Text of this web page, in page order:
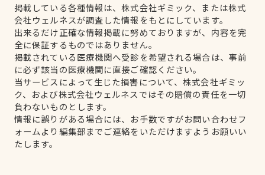
掲載している各種情報は、株式会社ギミック、または株式
会社ウェルネスが調査した情報をもとにしています。
出来るだけ正確な情報掲載に努めておりますが、内容を完
全に保証するものではありません。
掲載されている医療機関へ受診を希望される場合は、事前
に必ず該当の医療機関に直接ご確認ください。
当サービスによって生じた損害について、株式会社ギミッ
ク、および株式会社ウェルネスではその賠償の責任を一切
負わないものとします。
情報に誤りがある場合には、お手数ですがお問い合わせフ
ォームより編集部までご連絡をいただけますようお願いい
たします。